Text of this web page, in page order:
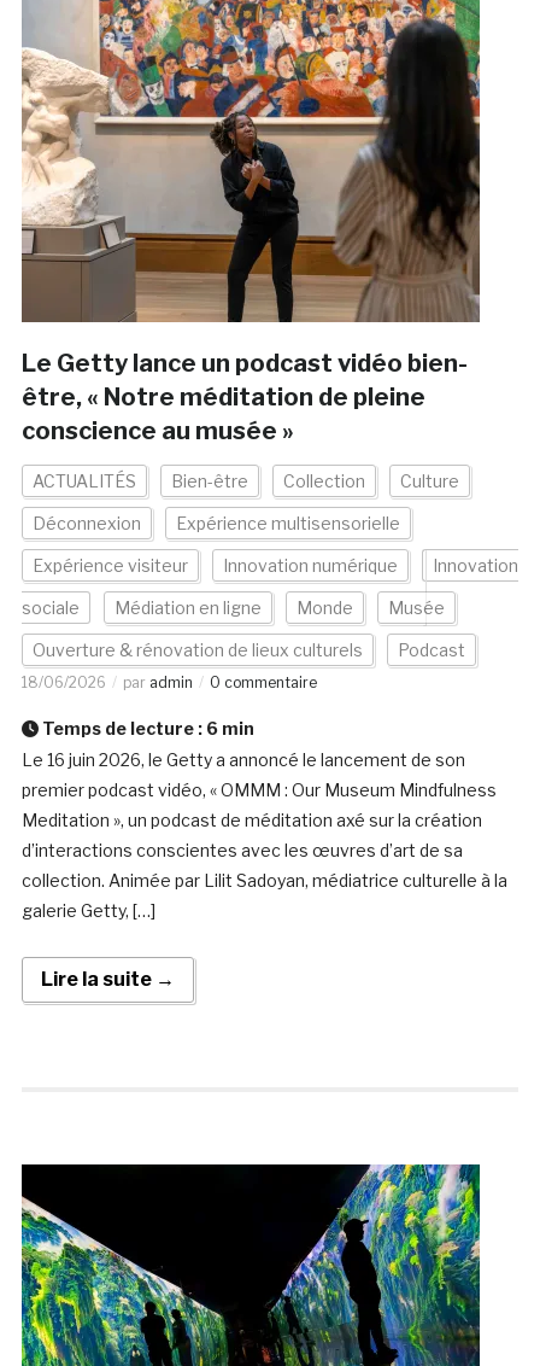
Le Getty lance un podcast vidéo bien-
être, « Notre méditation de pleine
conscience au musée »
ACTUALITÉS Bien-être Collection Culture
Déconnexion Expérience multisensorielle
Expérience visiteur Innovation numérique Innovation
sociale Médiation en ligne Monde Musée
Ouverture & rénovation de lieux culturels Podcast
18/06/2026 par admin 0 commentaire
Temps de lecture : 6 min
Le 16 juin 2026, le Getty a annoncé le lancement de son
premier podcast vidéo, « OMMM : Our Museum Mindfulness
Meditation », un podcast de méditation axé sur la création
d’interactions conscientes avec les œuvres d’art de sa
collection. Animée par Lilit Sadoyan, médiatrice culturelle à la
galerie Getty, […]
Lire la suite →